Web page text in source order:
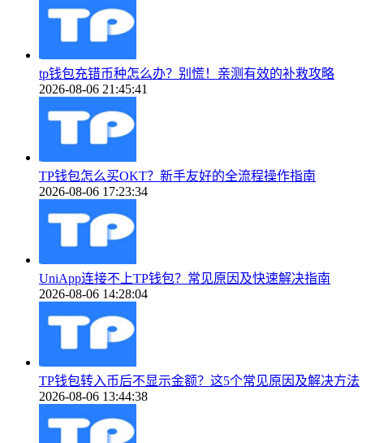
tp钱包充错币种怎么办？别慌！亲测有效的补救攻略
2026-08-06 21:45:41
TP钱包怎么买OKT？新手友好的全流程操作指南
2026-08-06 17:23:34
UniApp连接不上TP钱包？常见原因及快速解决指南
2026-08-06 14:28:04
TP钱包转入币后不显示金额？这5个常见原因及解决方法
2026-08-06 13:44:38